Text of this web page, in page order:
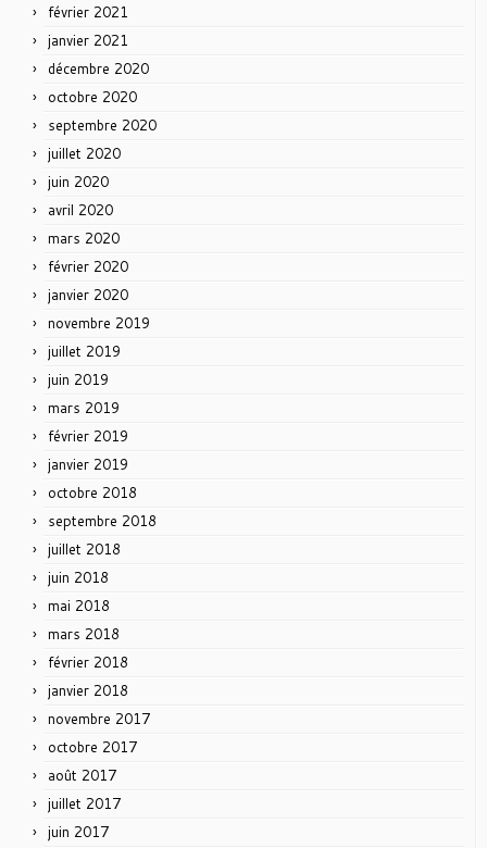
février 2021
janvier 2021
décembre 2020
octobre 2020
septembre 2020
juillet 2020
juin 2020
avril 2020
mars 2020
février 2020
janvier 2020
novembre 2019
juillet 2019
juin 2019
mars 2019
février 2019
janvier 2019
octobre 2018
septembre 2018
juillet 2018
juin 2018
mai 2018
mars 2018
février 2018
janvier 2018
novembre 2017
octobre 2017
août 2017
juillet 2017
juin 2017